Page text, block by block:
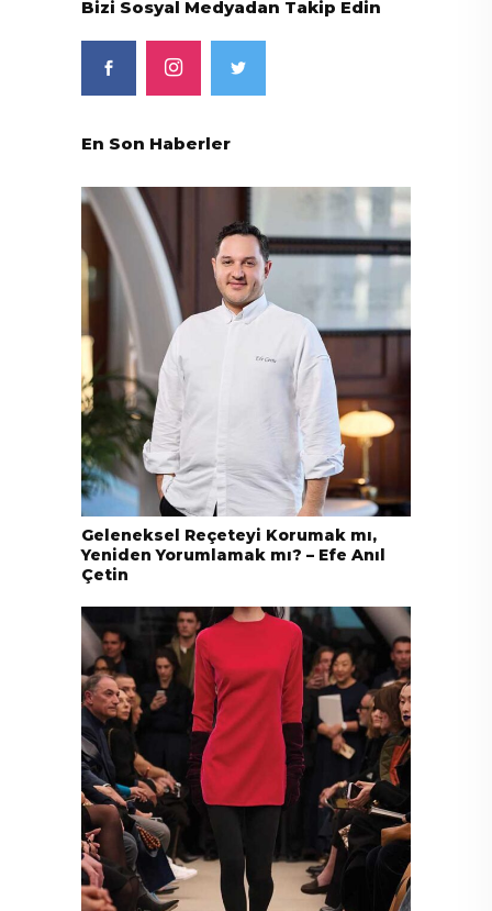
Bizi Sosyal Medyadan Takip Edin
En Son Haberler
Geleneksel Reçeteyi Korumak mı,
Yeniden Yorumlamak mı? – Efe Anıl
Çetin